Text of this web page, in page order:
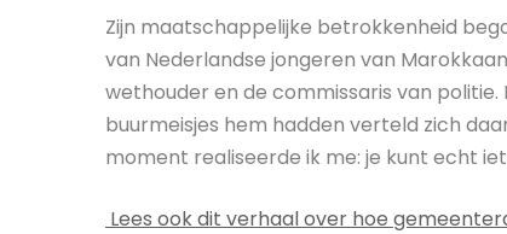
Zijn maatschappelijke betrokkenheid
van Nederlandse jongeren van
wethouder en de commissaris van
buurmeisjes hem hadden verteld zich
moment realiseerde ik me: je kunt echt
Lees ook dit verhaal over hoe